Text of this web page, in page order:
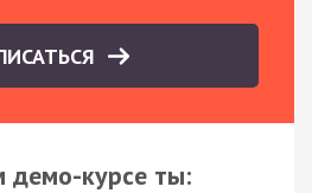
демо-курсе ты: